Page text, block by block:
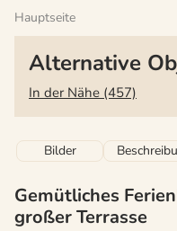
Hauptseite
Alternative
In der Nähe (457)
Bilder
Gemütliches
großer Terrasse